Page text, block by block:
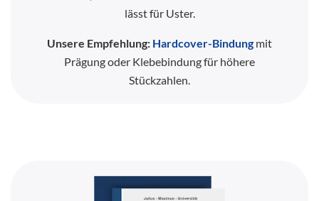
lässt für Uster.
Unsere Empfehlung: Hardcover-Bindung mit
Prägung oder Klebebindung für höhere
Stückzahlen.